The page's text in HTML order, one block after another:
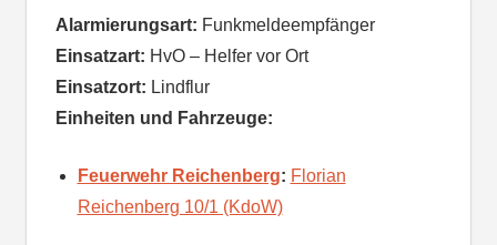
Alarmierungsart: Funkmeldeempfänger
Einsatzart: HvO – Helfer vor Ort
Einsatzort: Lindflur
Einheiten und Fahrzeuge:
Feuerwehr Reichenberg: Florian
Reichenberg 10/1 (KdoW)